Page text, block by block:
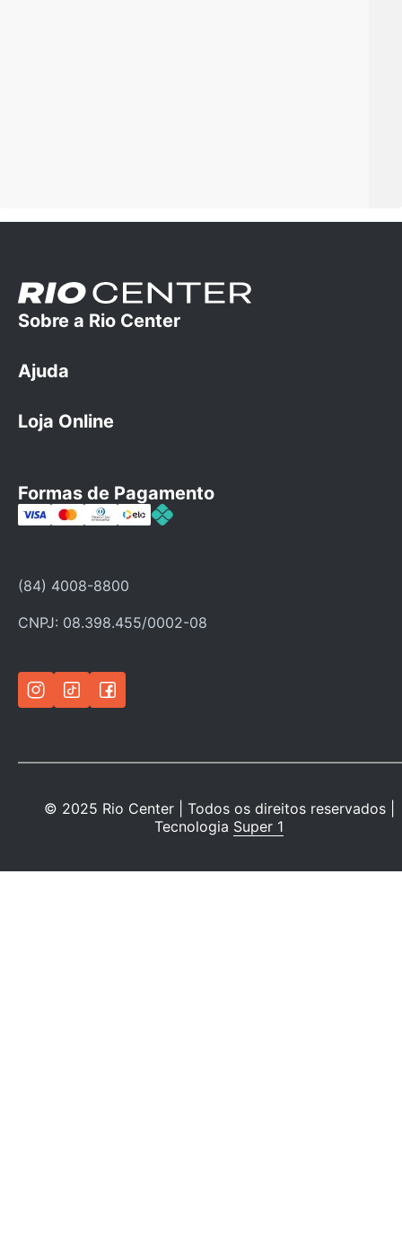
Sobre a Rio Center
A empresa
Cartão Rio Center
Ajuda
Dúvidas Frequentes
Loja Online
Categorias
Ofertas
Política de privacidade
Formas de Pagamento
(84) 4008-8800
CNPJ: 08.398.455/0002-08
© 2025 Rio Center | Todos os direitos reservados |
Tecnologia Super 1